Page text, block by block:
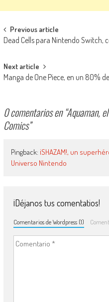
Navegación de entradas
Previous article
Dead Cells para Nintendo Switch,
Next article
Manga de One Piece, en un 80%
0 comentarios en “Aquaman,
Comics”
Pingback: ¡SHAZAM!, un
Universo Nintendo
¡Déjanos tus comentatios!
Comentarios de Wordpress (1)